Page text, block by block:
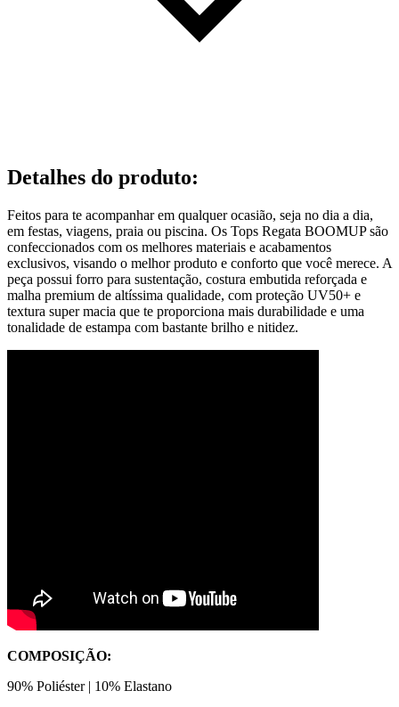
Detalhes do produto:
Feitos para te acompanhar em qualquer ocasião, seja no dia a dia,
em festas, viagens, praia ou piscina. Os Tops Regata BOOMUP são
confeccionados com os melhores materiais e acabamentos
exclusivos, visando o melhor produto e conforto que você merece. A
peça possui forro para sustentação, costura embutida reforçada e
malha premium de altíssima qualidade, com proteção UV50+ e
textura super macia que te proporciona mais durabilidade e uma
tonalidade de estampa com bastante brilho e nitidez.
COMPOSIÇÃO:
90% Poliéster | 10% Elastano